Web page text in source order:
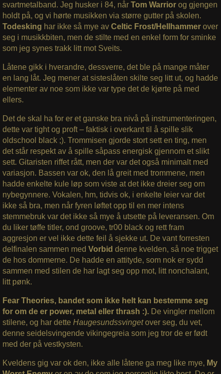
svartmetalband. Jeg husker i 84, når Tom Warriorog gjengen
holdt på, og vi hørte musikken via større gutter på skolen.
Todesking har ikke så mye avCeltic Frost/Hellhammerover
seg i musikkbiten, men de stilte med en enkel form for sminke
som jeg synes trakk litt mot Sveits.
Låtene gikk i hverandre, dessverre, det ble på mange måter
en lang låt. Jeg mener at sisteslåten skilte seg litt ut, og hadde
elementer av noe som ikke var type det de kjørte på med
ellers.
Det de skal ha for er et ganske bra nivå på instrumenteringen,
dette var tight og proft – faktisk i overkant til å spille slik
oldschool black ;). Trommisen gjorde stort sett en ting, men
det står respekt av å spille såpass energisk gjennom et slikt
sett. Gitaristen riffet rått, men der var det også minimalt med
variasjon. Bassen var ok, den lå greit med trommene, men
hadde enkelte kule løp som viste at det ikke dreier seg om
nybegynnere. Vokalen, hm, tidvis ok, i enkelte leier var det
ikke så bra, men når fyren løftet opp til en mer intens
stemmebruk var det ikke så mye å utsette på leveransen. Om
du liker tøffe titler, ond groove, tr00 black og rett fram
aggresjon er vel ikke dette feil å sjekke ut. De vant forresten
delfinalen sammen med Vorbid denne kvelden, så noe trigget
de hos dommerne. De hadde en attityde, som nok er sydd
sammen med stilen de har lagt seg opp mot, litt nonchalant,
litt pønk.
Fear Theories, bandet som ikke helt kan bestemme seg
for om de er power, metal eller thrash :).De vingler mellom
stilene, og har dette Haugesundssvingetover seg, du vet,
denne seidelsvingende vikingegreia som jeg tror de er født
med der på vestkysten.
Kveldens gig var ok den, ikke alle låtene ga meg like mye, My